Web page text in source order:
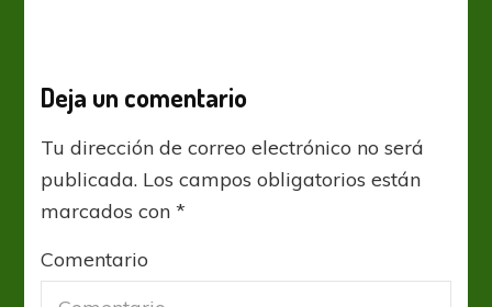
Deja un comentario
Tu dirección de correo electrónico no será
publicada. Los campos obligatorios están
marcados con*
Comentario